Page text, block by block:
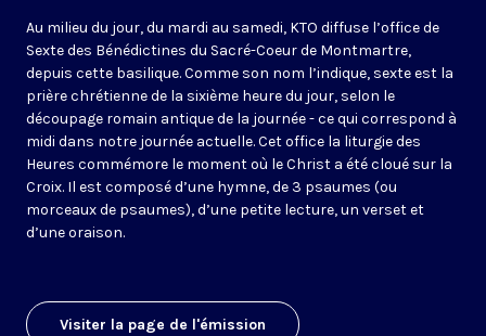
Au milieu du jour, du mardi au samedi, KTO diffuse l’office de
Sexte des Bénédictines du Sacré-Coeur de Montmartre,
depuis cette basilique. Comme son nom l’indique, sexte est la
prière chrétienne de la sixième heure du jour, selon le
découpage romain antique de la journée - ce qui correspond à
midi dans notre journée actuelle. Cet office la liturgie des
Heures commémore le moment où le Christ a été cloué sur la
Croix. Il est composé d’une hymne, de 3 psaumes (ou
morceaux de psaumes), d’une petite lecture, un verset et
d’une oraison.
Visiter la page de l'émission